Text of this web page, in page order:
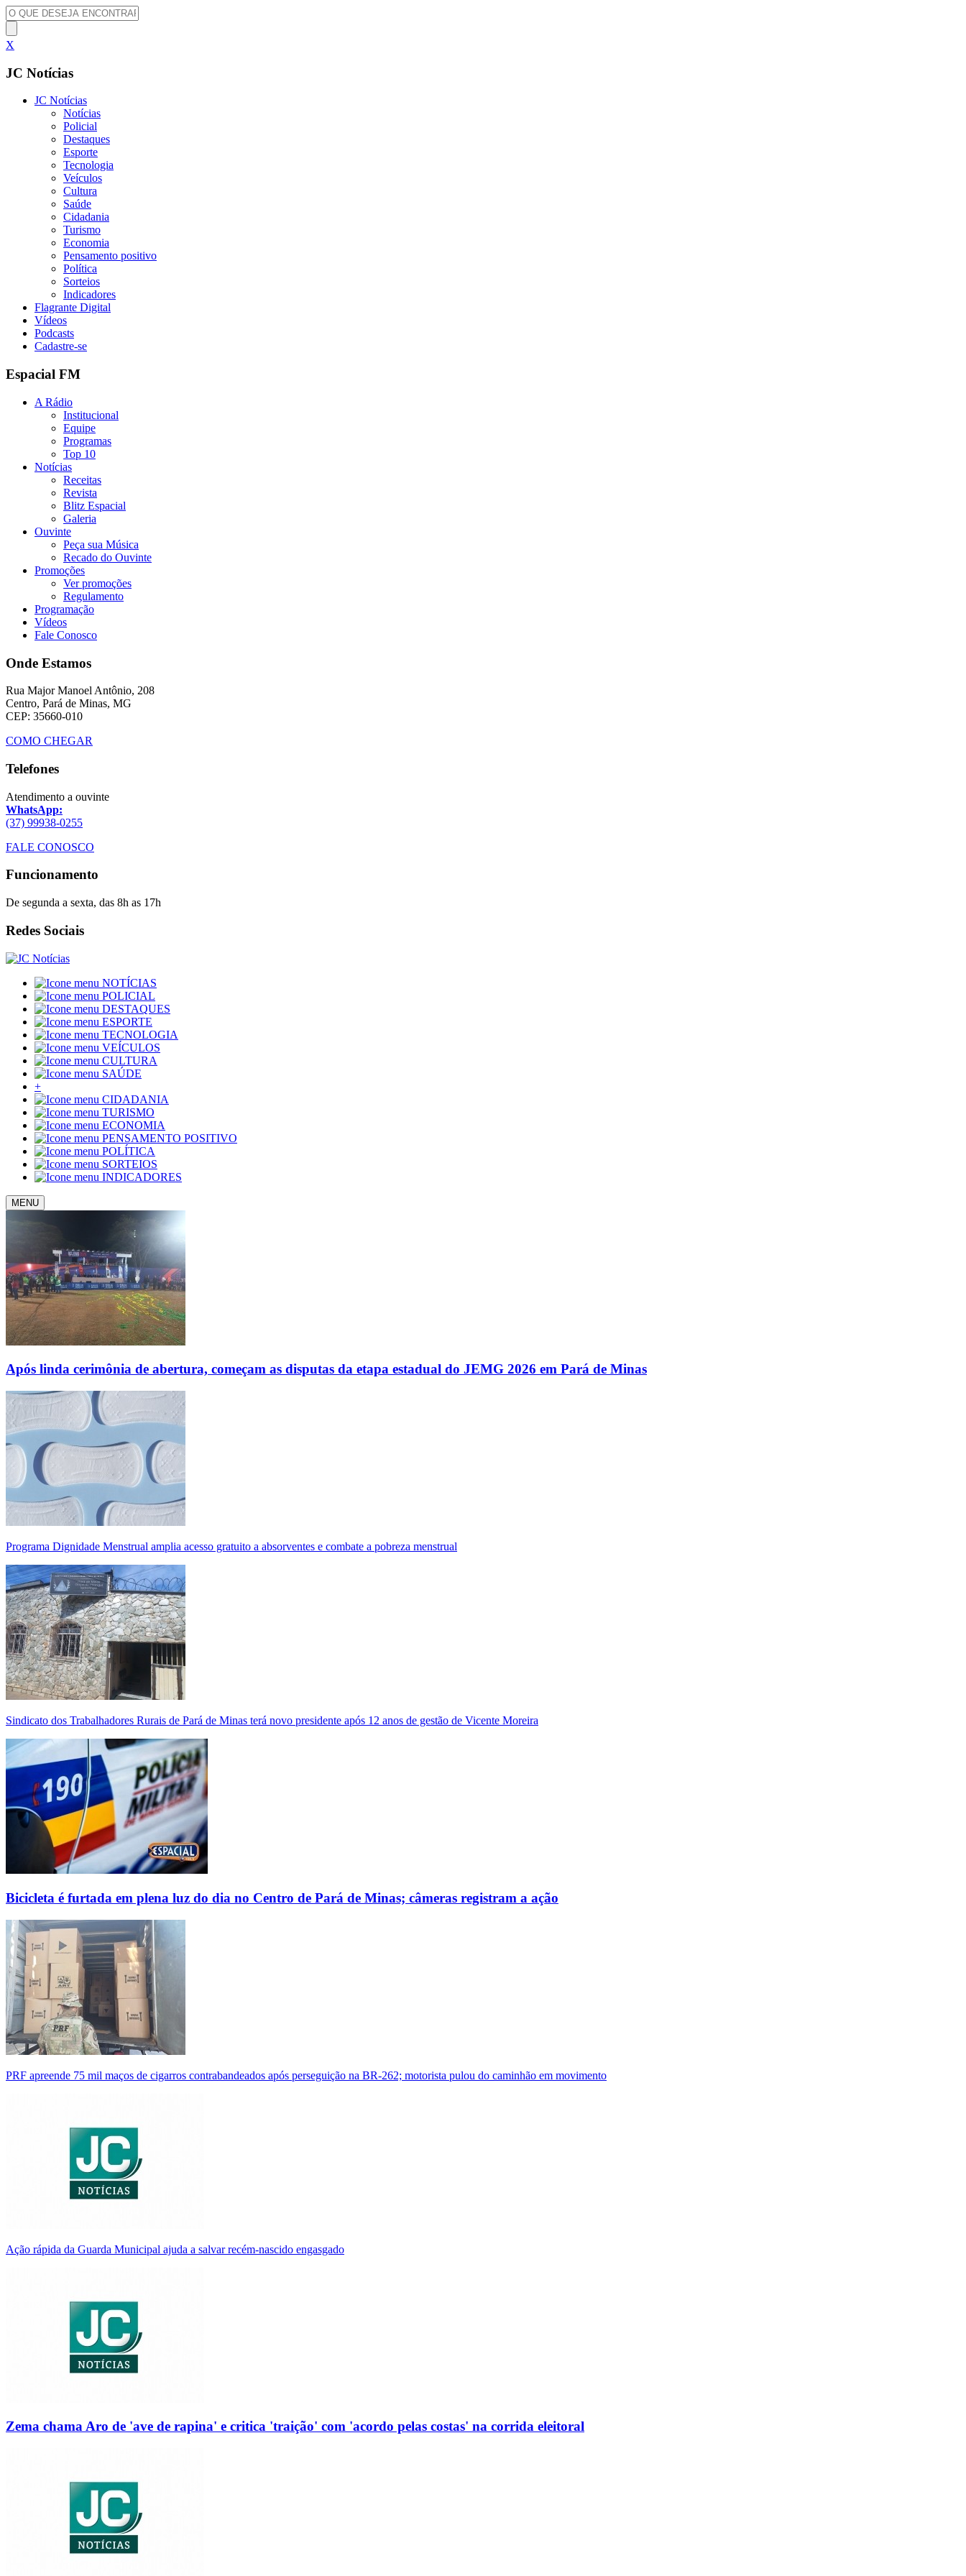
X
JC Notícias
JC Notícias
Notícias
Policial
Destaques
Esporte
Tecnologia
Veículos
Cultura
Saúde
Cidadania
Turismo
Economia
Pensamento positivo
Política
Sorteios
Indicadores
Flagrante Digital
Vídeos
Podcasts
Cadastre-se
Espacial FM
A Rádio
Institucional
Equipe
Programas
Top 10
Notícias
Receitas
Revista
Blitz Espacial
Galeria
Ouvinte
Peça sua Música
Recado do Ouvinte
Promoções
Ver promoções
Regulamento
Programação
Vídeos
Fale Conosco
Onde Estamos
Rua Major Manoel Antônio, 208
Centro, Pará de Minas, MG
CEP: 35660-010
COMO CHEGAR
Telefones
Atendimento a ouvinte
WhatsApp:
(37) 99938-0255
FALE CONOSCO
Funcionamento
De segunda a sexta, das 8h as 17h
Redes Sociais
NOTÍCIAS
POLICIAL
DESTAQUES
ESPORTE
TECNOLOGIA
VEÍCULOS
CULTURA
SAÚDE
+
CIDADANIA
TURISMO
ECONOMIA
PENSAMENTO POSITIVO
POLÍTICA
SORTEIOS
INDICADORES
MENU
Após linda cerimônia de abertura, começam as disputas da etapa estadual do JEMG 2026 em Pará de Minas
Programa Dignidade Menstrual amplia acesso gratuito a absorventes e combate a pobreza menstrual
Sindicato dos Trabalhadores Rurais de Pará de Minas terá novo presidente após 12 anos de gestão de Vicente Moreira
Bicicleta é furtada em plena luz do dia no Centro de Pará de Minas; câmeras registram a ação
PRF apreende 75 mil maços de cigarros contrabandeados após perseguição na BR-262; motorista pulou do caminhão em movimento
Ação rápida da Guarda Municipal ajuda a salvar recém-nascido engasgado
Zema chama Aro de 'ave de rapina' e critica 'traição' com 'acordo pelas costas' na corrida eleitoral